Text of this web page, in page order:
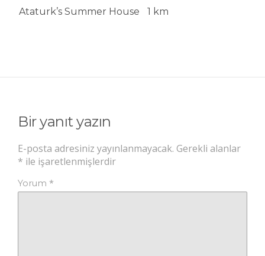
Ataturk’s Summer House 1 km
Bir yanıt yazın
E-posta adresiniz yayınlanmayacak. Gerekli alanlar
* ile işaretlenmişlerdir
Yorum *